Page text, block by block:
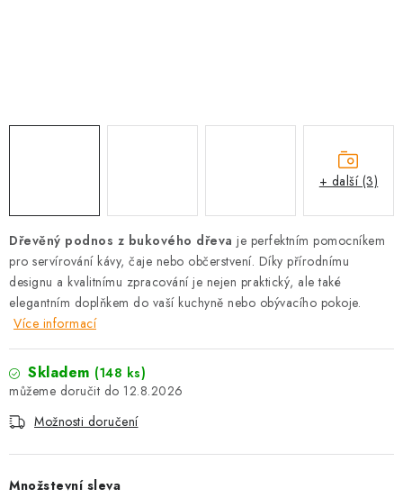
Dřevěný podnos z bukového dřeva je perfektním pomocníkem
pro servírování kávy, čaje nebo občerstvení. Díky přírodnímu
designu a kvalitnímu zpracování je nejen praktický, ale také
elegantním doplňkem do vaší kuchyně nebo obývacího pokoje.
Více informací
Skladem (148 ks)
12.8.2026
Možnosti doručení
Množstevní sleva
+ další (3)